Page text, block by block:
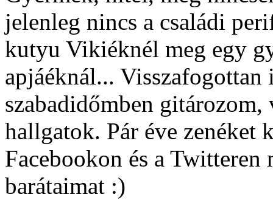
jelenleg nincs a családi
kutyu Vikiéknél meg egy
apjáéknál...
szabadidőmben
hallgatok. Pár éve zenéket
Facebookon és a
barátaimat :)